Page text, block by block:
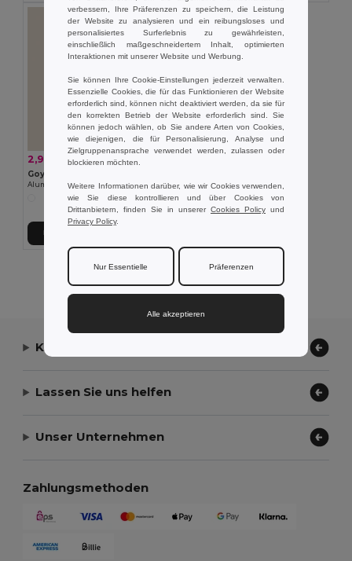
2,92 € 3,94 €
Goya 50083
Aluminium Kartenhalter mit RFID-Schutz JAM
In den Warenkorb
Alle Produkte Anzeigen.
Kontaktieren Sie uns
Lassen Sie uns helfen
Unser Unternehmen
Zahlungsmethoden
verbessern, Ihre Präferenzen zu speichern, die Leistung
der Website zu analysieren und ein reibungsloses und
personalisiertes Surferlebnis zu gewährleisten,
einschließlich maßgeschneidertem Inhalt, optimierten
Interaktionen mit unserer Website und Werbung.
Sie können Ihre Cookie-Einstellungen jederzeit verwalten.
Essenzielle Cookies, die für das Funktionieren der Website
erforderlich sind, können nicht deaktiviert werden, da sie für
den korrekten Betrieb der Website erforderlich sind. Sie
können jedoch wählen, ob Sie andere Arten von Cookies,
wie diejenigen, die für Personalisierung, Analyse und
Zielgruppenansprache verwendet werden, zulassen oder
blockieren möchten.
Weitere Informationen darüber, wie wir Cookies verwenden,
wie Sie diese kontrollieren und über Cookies von
Drittanbietern, finden Sie in unserer Cookies Policy und
Privacy Policy.
Nur Essentielle Präferenzen
Alle akzeptieren